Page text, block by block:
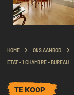
HOME ONS AANBOD
ETAT - 1 CHAMBRE - BUREAU
TE KOOP